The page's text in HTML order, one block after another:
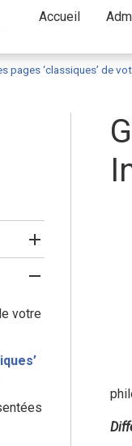
Passer
menu
Accueil
pages ‘classiques’ de
votre